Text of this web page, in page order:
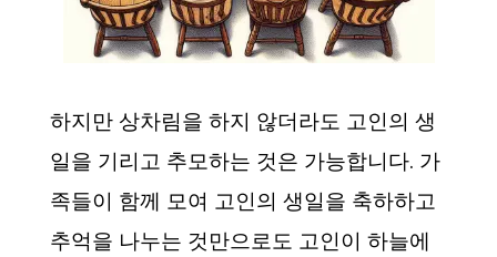
하지만 상차림을 하지 않더라도 고인의 생
일을 기리고 추모하는 것은 가능합니다. 가
족들이 함께 모여 고인의 생일을 축하하고
추억을 나누는 것만으로도 고인이 하늘에